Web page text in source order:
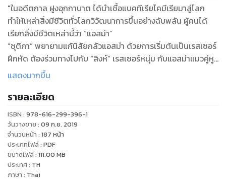
"ในอดีตกาล ฝูงอุกกาบาต ได้นำเชื้อแบคทีเรียไคมีเรียมาสู่โลก
ทำให้เหล่าสิ่งมีชีวิตทั่วโลกวิวัฒนาการขึ้นอย่างฉับพลัน ผู้คนได้
เรียกสิ่งมีชีวิตเหล่านี้ว่า ”แอสม่า”
“ชุติภา” พยายามแก้นิสัยกลัวแอสม่า ด้วยการเริ่มต้นเป็นเรสเซอร์
ฝึกหัด ต้องร่วมทางไปกับ “สิงห์” เรสเซอร์หนุ่ม กับแอสม่าแมวคู่หู
“เจ้าเหมียว” ในภารกิจสุดปวดหัวในการดูแล “คูแคท” แอสม่าสาย
ลึกลับปรากฏตัวขึ้น
"
แสดงมากขึ้น
รายละเอียด
ISBN : 978-616-299-396-1
วันวางขาย : 09 ก.ย. 2019
จำนวนหน้า : 187 หน้า
ประเภทไฟล์: PDF
ขนาดไฟล์: 111.00 MB
ประเทศ: TH
ภาษา : Thai